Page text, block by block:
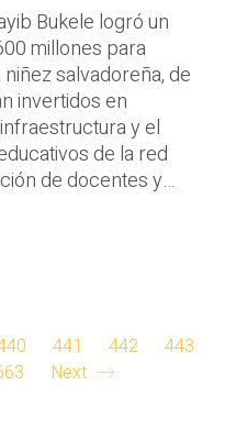
Bukele logró un
millones para
salvadoreña, de
invertidos en
y el
de la red
de docentes y…
441 442
443
Next